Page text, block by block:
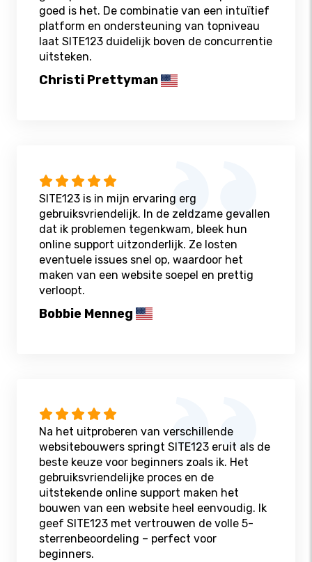
goed is het. De combinatie van een intuïtief
platform en ondersteuning van topniveau
laat SITE123 duidelijk boven de concurrentie
uitsteken.
Christi Prettyman
SITE123 is in mijn ervaring erg
gebruiksvriendelijk. In de zeldzame gevallen
dat ik problemen tegenkwam, bleek hun
online support uitzonderlijk. Ze losten
eventuele issues snel op, waardoor het
maken van een website soepel en prettig
verloopt.
Bobbie Menneg
Na het uitproberen van verschillende
websitebouwers springt SITE123 eruit als de
beste keuze voor beginners zoals ik. Het
gebruiksvriendelijke proces en de
uitstekende online support maken het
bouwen van een website heel eenvoudig. Ik
geef SITE123 met vertrouwen de volle 5-
sterrenbeoordeling – perfect voor
beginners.